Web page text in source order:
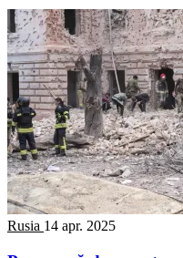
Rusia 14 apr. 2025